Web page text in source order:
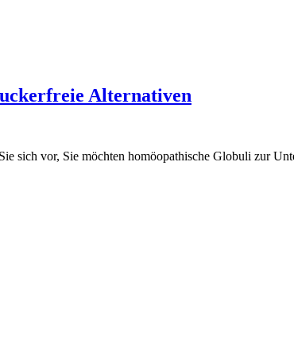
Alternativen
sich vor, Sie möchten homöopathische Globuli zur